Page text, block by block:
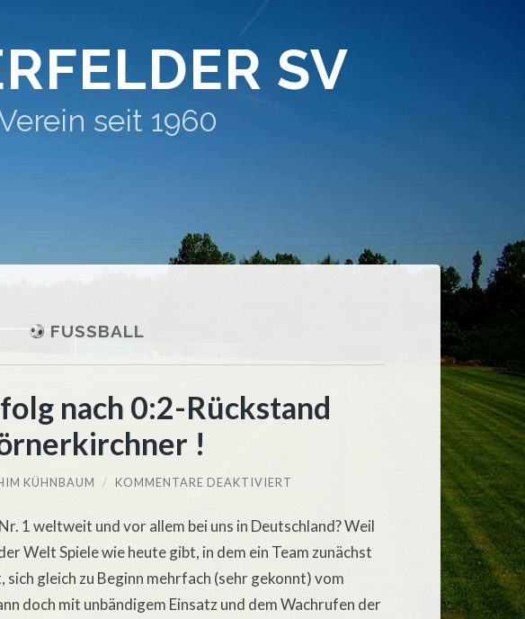
SV
seit 1960
FUSSBALL
nach 0:2-Rückstand
!
KÜHNBAUM / KOMMENTARE DEAKTIVIERT
ERFOLG
0:2-
GEGEN
STARKE
HÖRNERKIRCHNER
1 weltweit und vor allem bei uns in Deutschland? Weil
Welt Spiele wie heute gibt, in dem ein Team zunächst
sich gleich zu Beginn mehrfach (sehr gekonnt) vom
doch mit unbändigem Einsatz und dem Wachrufen der